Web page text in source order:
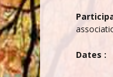
Dates :